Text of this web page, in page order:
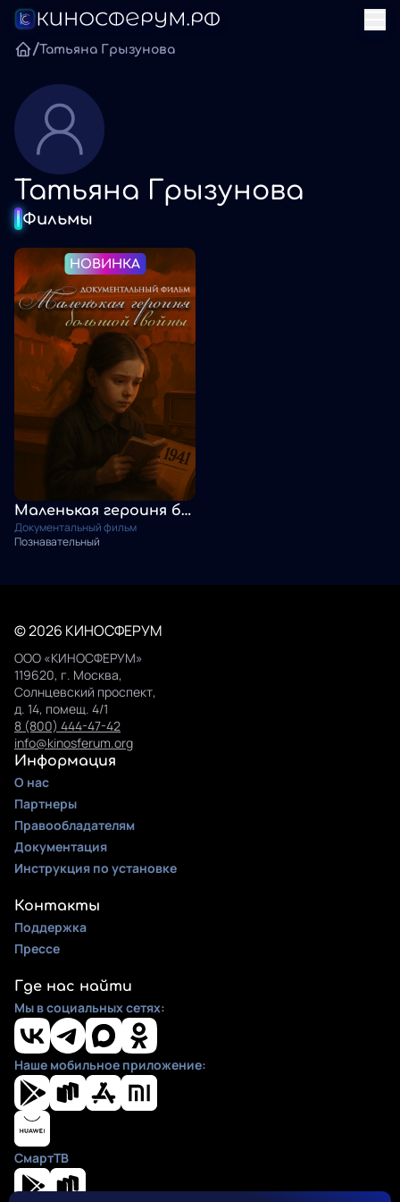
/Татьяна Грызунова
Татьяна Грызунова
Фильмы
НОВИНКА
Маленькая героиня большой войны
Документальный фильм
Познавательный
© 2026 КИНОСФЕРУМ
ООО «КИНОСФЕРУМ»
119620, г. Москва,
Солнцевский проспект,
д. 14, помещ. 4/1
8 (800) 444-47-42
info@kinosferum.org
Информация
О нас
Партнеры
Правообладателям
Документация
Инструкция по установке
Контакты
Поддержка
Прессе
Где нас найти
Мы в социальных сетях:
Наше мобильное приложение:
СмартТВ